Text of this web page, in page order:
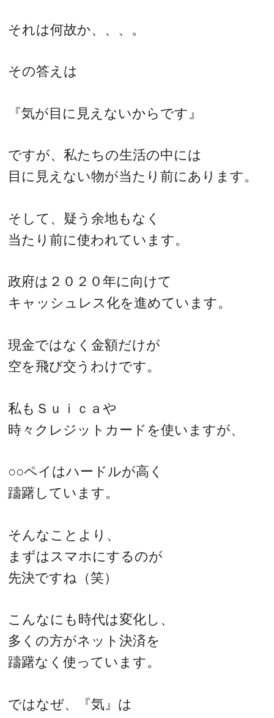
それは何故か、、、。
その答えは
『気が目に見えないからです』
ですが、私たちの生活の中には
目に見えない物が当たり前にあります。
そして、疑う余地もなく
当たり前に使われています。
政府は２０２０年に向けて
キャッシュレス化を進めています。
現金ではなく金額だけが
空を飛び交うわけです。
私もＳｕｉｃａや
時々クレジットカードを使いますが、
○○ペイはハードルが高く
躊躇しています。
そんなことより、
まずはスマホにするのが
先決ですね（笑）
こんなにも時代は変化し、
多くの方がネット決済を
躊躇なく使っています。
ではなぜ、『気』は